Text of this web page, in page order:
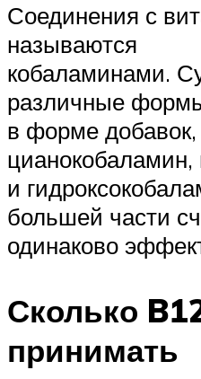
Соединения с
называются
кобаламинами.
различные
в форме
и
большей части
одинаково
Сколько
принимать